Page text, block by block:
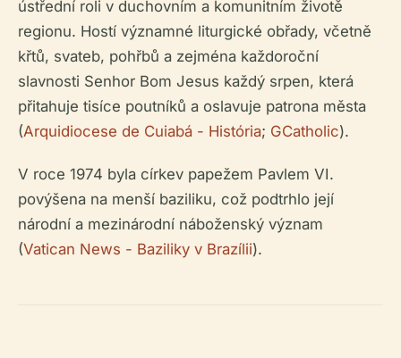
ústřední roli v duchovním a komunitním životě
regionu. Hostí významné liturgické obřady, včetně
křtů, svateb, pohřbů a zejména každoroční
slavnosti Senhor Bom Jesus každý srpen, která
přitahuje tisíce poutníků a oslavuje patrona města
(Arquidiocese de Cuiabá - História; GCatholic).
V roce 1974 byla církev papežem Pavlem VI.
povýšena na menší baziliku, což podtrhlo její
národní a mezinárodní náboženský význam
(Vatican News - Baziliky v Brazílii).